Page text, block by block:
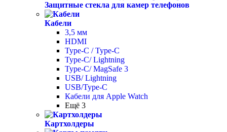
Защитные стекла для камер телефонов
Кабели
3,5 мм
HDMI
Type-C / Type-C
Type-C/ Lightning
Type-C/ MagSafe 3
USB/ Lightning
USB/Type-C
Кабели для Apple Watch
Ещё 3
Картхолдеры